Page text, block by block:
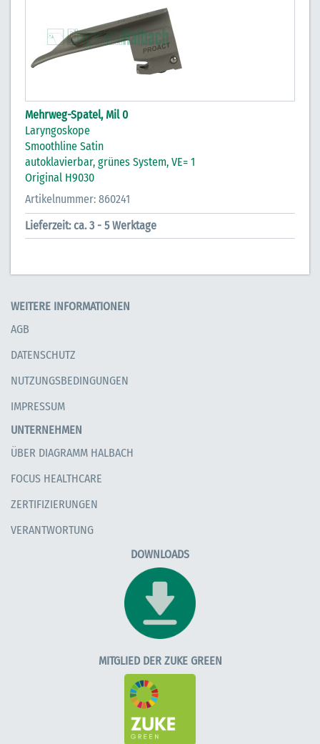
Mehrweg-Spatel, Mil 0
Laryngoskope
Smoothline Satin
autoklavierbar, grünes System, VE= 1
Original H9030
Artikelnummer: 860241
Lieferzeit: ca. 3 - 5 Werktage
WEITERE INFORMATIONEN
AGB
DATENSCHUTZ
NUTZUNGSBEDINGUNGEN
IMPRESSUM
UNTERNEHMEN
ÜBER DIAGRAMM HALBACH
FOCUS HEALTHCARE
ZERTIFIZIERUNGEN
VERANTWORTUNG
DOWNLOADS
MITGLIED DER ZUKE GREEN